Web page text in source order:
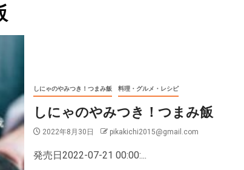
しにゃのやみつき！つまみ飯 料理・グルメ・レシピ
しにゃのやみつき！つまみ飯
2022年8月30日 pikakichi2015@gmail.com
発売日2022-07-21 00:00:...